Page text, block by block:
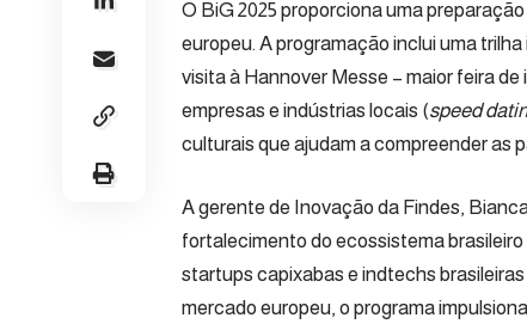
O BiG 2025 proporciona uma
europeu. A programação inclui uma
visita à Hannover Messe – maior feira
empresas e indústrias locais (speed
culturais que ajudam a compreender as
A gerente de Inovação da Findes,
fortalecimento do ecossistema
startups capixabas e indtechs
mercado europeu, o programa